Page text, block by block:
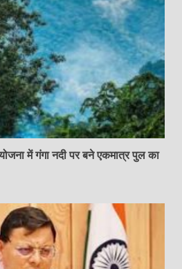
में गंगा नदी पर बने एकमात्र पुल का